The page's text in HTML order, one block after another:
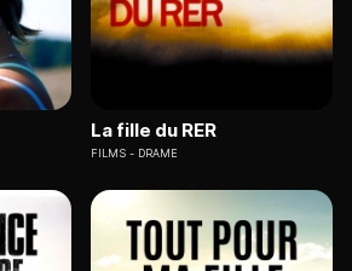
La fille du RER
FILMS DRAME